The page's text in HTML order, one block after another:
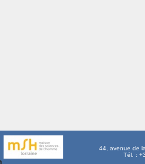
44, avenue de
Tél. :